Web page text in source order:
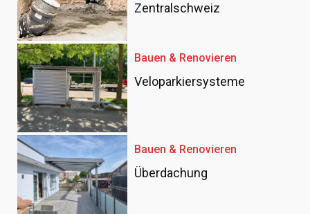
Zentralschweiz
Bauen & Renovieren
Veloparkiersysteme
Bauen & Renovieren
Überdachung